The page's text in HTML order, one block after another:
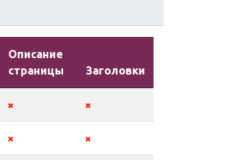
Описание
страницы
Заголовки